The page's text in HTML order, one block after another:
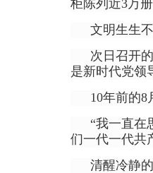
柜陈列近3万
文明生生
次日召开
是新时代党领
10年前的
“我一直
们一代一代共
清醒冷静